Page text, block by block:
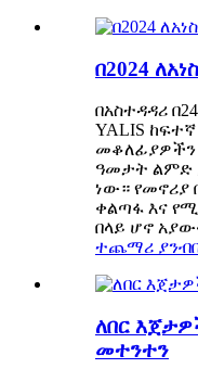
በ2024
በአስተዳዳሪ
YALIS
መቆለፊያዎችን
ዓመታት ልምድ
ነው። የመኖሪያ
ቀልጣፋ እና
በላይ ሆኖ
ተጨማሪ
ለበር
መተንተን